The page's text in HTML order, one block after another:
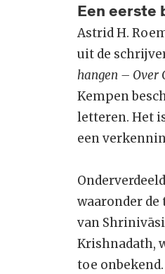
Een eerste
Astrid H.
uit de
hangen – Over
Kempen
letteren. Het
een
waaronder
van
Krishnadath,
toe onbekend.